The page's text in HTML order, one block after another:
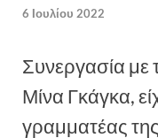
6 Ιουλίου 2022
Συνεργασία με
Μίνα Γκάγκα,
γραμματέας